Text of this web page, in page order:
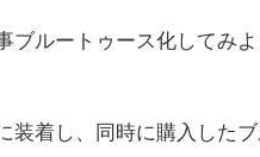
ブルートゥース化してみ
装着し、同時に購入した